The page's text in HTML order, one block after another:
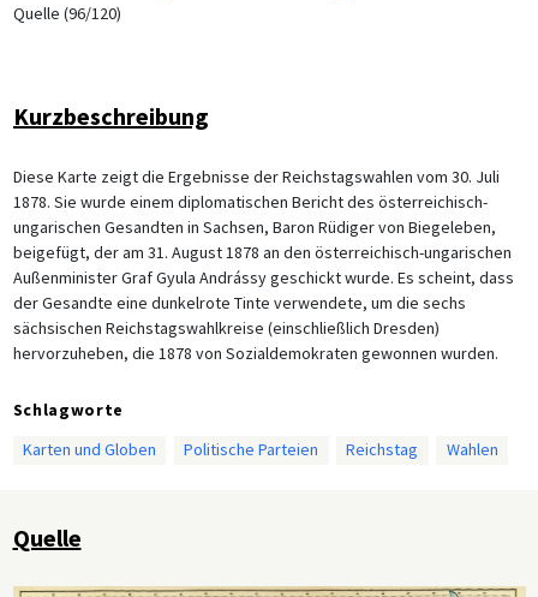
Quelle (96/120)
Kurzbeschreibung
Diese Karte zeigt die Ergebnisse der Reichstagswahlen vom 30. Juli
1878. Sie wurde einem diplomatischen Bericht des österreichisch-
ungarischen Gesandten in Sachsen, Baron Rüdiger von Biegeleben,
beigefügt, der am 31. August 1878 an den österreichisch-ungarischen
Außenminister Graf Gyula Andrássy geschickt wurde. Es scheint, dass
der Gesandte eine dunkelrote Tinte verwendete, um die sechs
sächsischen Reichstagswahlkreise (einschließlich Dresden)
hervorzuheben, die 1878 von Sozialdemokraten gewonnen wurden.
Schlagworte
Karten und Globen
Politische Parteien Reichstag Wahlen
Quelle